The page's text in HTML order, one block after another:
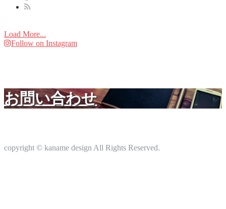
Load More...
Follow on Instagram
お問い合わせ
copyright © kaname design All Rights Reserved.